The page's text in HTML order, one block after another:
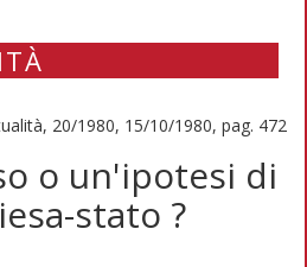
20/1980, 15/10/1980, pag. 472
o un'ipotesi di
stato ?